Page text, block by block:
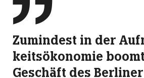
Zumindest in der
keits­öko­nomie
Geschäft des